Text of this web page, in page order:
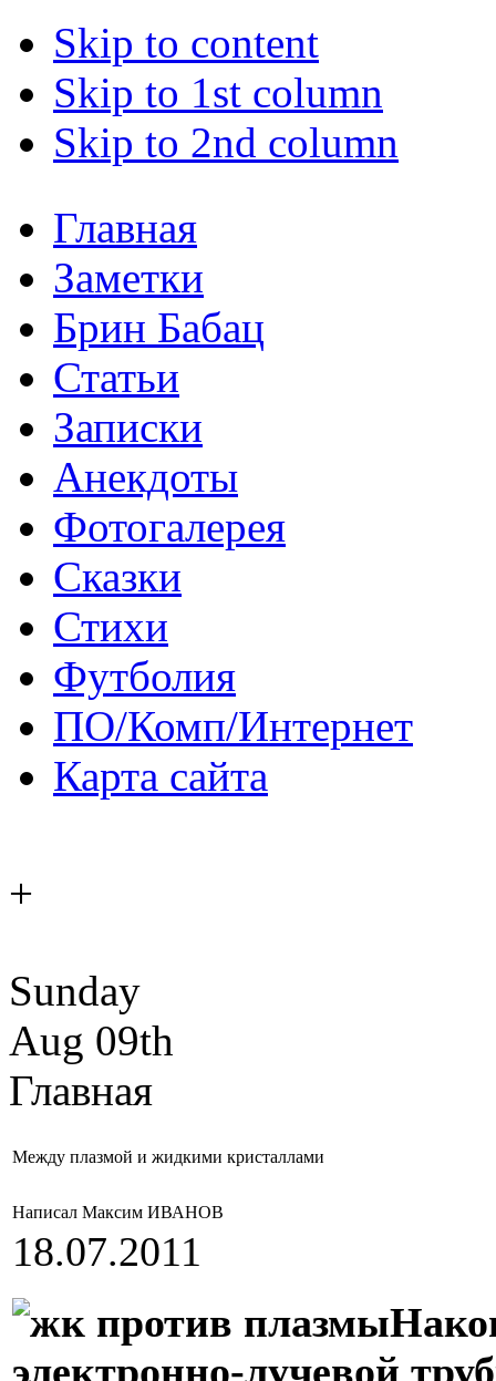
Skip to content
Skip to 1st column
Skip to 2nd column
Главная
Заметки
Брин Бабац
Статьи
Записки
Анекдоты
Фотогалерея
Сказки
Стихи
Футболия
ПО/Комп/Интернет
Карта сайта
+
Sunday
Aug 09th
Главная
Между плазмой и жидкими кристаллами
Написал Максим ИВАНОВ
18.07.2011
электронно-лучевой